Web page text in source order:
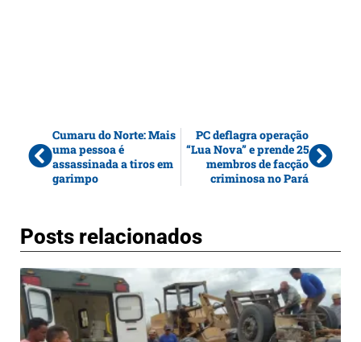
Cumaru do Norte: Mais
uma pessoa é
assassinada a tiros em
garimpo
PC deflagra operação
“Lua Nova” e prende 25
membros de facção
criminosa no Pará
Posts relacionados